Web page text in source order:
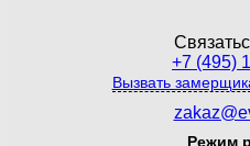
+7 (495)
Вызвать
Режим